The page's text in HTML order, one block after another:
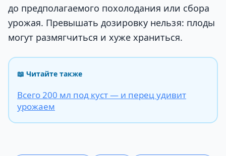
до предполагаемого похолодания или сбора
урожая. Превышать дозировку нельзя: плоды
могут размягчиться и хуже храниться.
📖 Читайте также
Всего 200 мл под куст — и перец удивит
урожаем